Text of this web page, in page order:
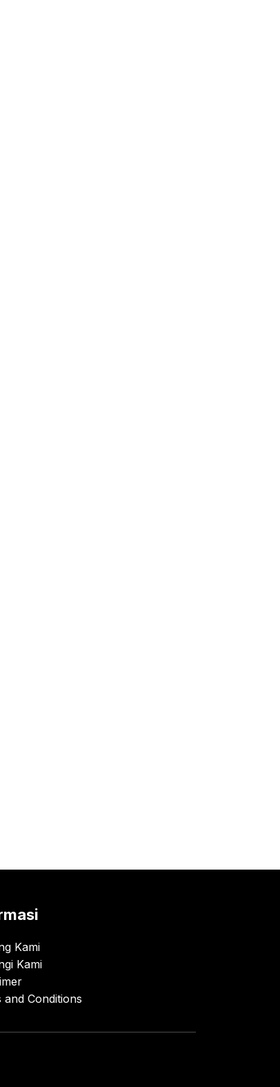
Kami
Kami
and Conditions